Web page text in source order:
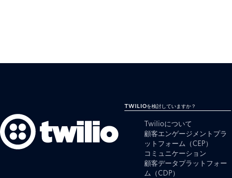
Twilioを検討していますか？
Twilioについて
顧客エンゲージメントプラ
ットフォーム（CEP）
コミュニケーション
顧客データプラットフォー
ム（CDP）